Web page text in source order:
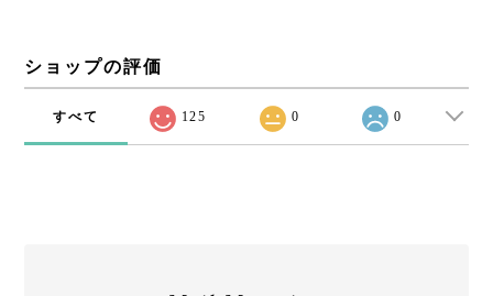
ショップの評価
すべて 125 0 0